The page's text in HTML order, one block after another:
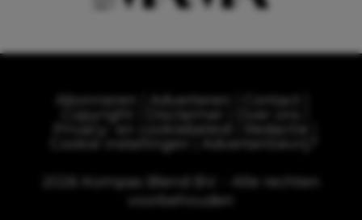
Contact
2026 Kompas Blend B.V. - Alle rechten